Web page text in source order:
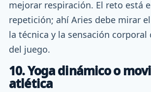
mejorar respiración. El reto está
repetición; ahí Aries debe mirar
la técnica y la sensación
del juego.
10. Yoga dinámico o
atlética